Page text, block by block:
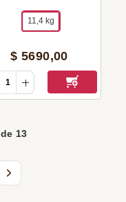
11,4 kg
$ 5690,00
de 13